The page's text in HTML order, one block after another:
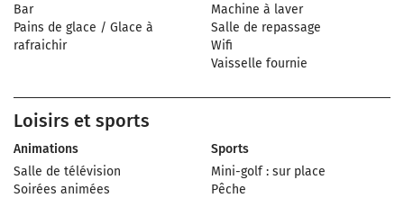
Bar
Pains de glace / Glace à
rafraichir
Machine à laver
Salle de repassage
Wifi
Vaisselle fournie
Loisirs et sports
Animations
Salle de télévision
Soirées animées
Sports
Mini-golf : sur place
Pêche